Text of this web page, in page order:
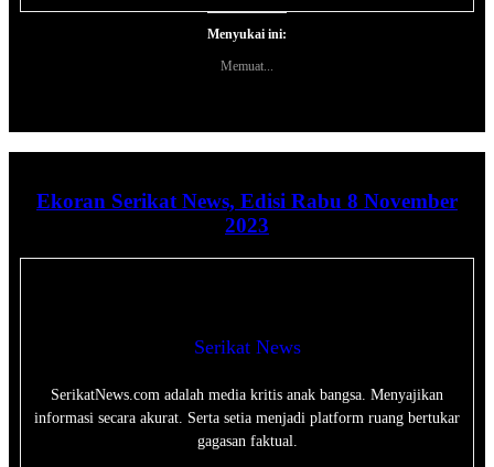
Menyukai ini:
Memuat...
Ekoran Serikat News, Edisi Rabu 8 November
2023
Serikat News
SerikatNews.com adalah media kritis anak bangsa. Menyajikan
informasi secara akurat. Serta setia menjadi platform ruang bertukar
gagasan faktual.